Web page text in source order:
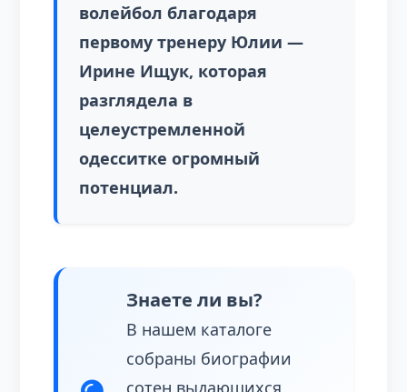
волейбол благодаря
первому тренеру Юлии —
Ирине Ищук, которая
разглядела в
целеустремленной
одесситке огромный
потенциал.
Знаете ли вы?
В нашем каталоге
собраны биографии
сотен выдающихся